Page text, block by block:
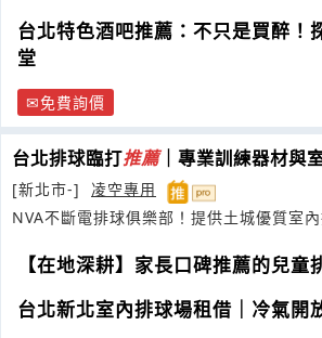
台北特色酒吧推薦：不只是買醉！
堂
免費詢價
台北排球臨打推薦｜專業訓練器材與
[新北市-]
凌空專用
NVA不斷電排球俱樂部！提供土城優質室
【在地深耕】家長口碑推薦的兒童
台北新北室內排球場租借｜冷氣開